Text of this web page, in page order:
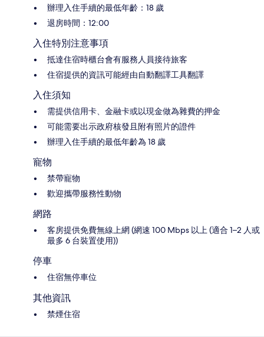
辦理入住手續的最低年齡：18 歲
退房時間：12:00
入住特別注意事項
抵達住宿時櫃台會有服務人員接待旅客
住宿提供的資訊可能經由自動翻譯工具翻譯
入住須知
需提供信用卡、金融卡或以現金做為雜費的押金
可能需要出示政府核發且附有照片的證件
辦理入住手續的最低年齡為 18 歲
寵物
禁帶寵物
歡迎攜帶服務性動物
網路
客房提供免費無線上網 (網速 100 Mbps 以上 (適合 1–2 人或
最多 6 台裝置使用))
停車
住宿無停車位
其他資訊
禁煙住宿